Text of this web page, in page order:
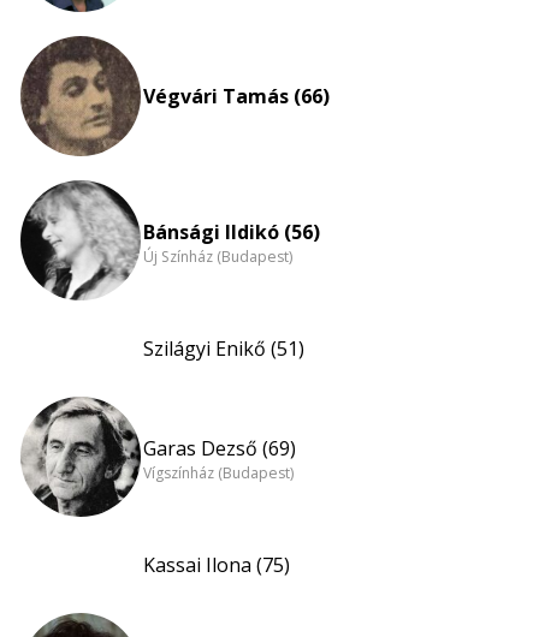
Végvári Tamás (66)
Bánsági Ildikó (56)
Új Színház (Budapest)
Szilágyi Enikő (51)
Garas Dezső (69)
Vígszínház (Budapest)
Kassai Ilona (75)